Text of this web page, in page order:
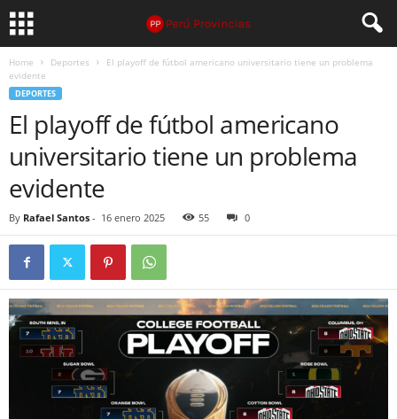
Home Deportes
El playoff de fútbol americano universitario tiene un problema
evidente
DEPORTES
El playoff de fútbol americano
universitario tiene un problema
evidente
By Rafael Santos - 16 enero 2025 55 0